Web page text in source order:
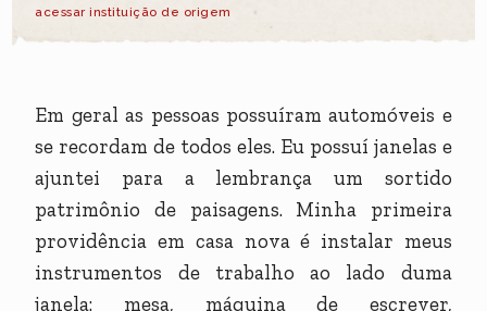
acessar instituição de origem
Em geral as pessoas possuíram automóveis e
se recordam de todos eles. Eu possuí janelas e
ajuntei para a lembrança um sortido
patrimônio de paisagens. Minha primeira
providência em casa nova é instalar meus
instrumentos de trabalho ao lado duma
janela: mesa, máquina de escrever,